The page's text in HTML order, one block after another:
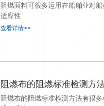
阻燃面料可很多运用在船舶业对
适应性
查看详情>>
阻燃布的阻燃标准检测方
阻燃布的阻燃标准检测方法有很